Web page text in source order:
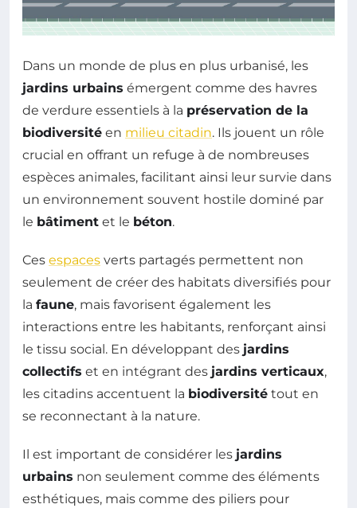
Dans un monde de plus en plus urbanisé, les
jardins urbains émergent comme des havres
de verdure essentiels à la préservation de la
biodiversité en milieu citadin. Ils jouent un rôle
crucial en offrant un refuge à de nombreuses
espèces animales, facilitant ainsi leur survie dans
un environnement souvent hostile dominé par
le bâtiment et le béton.
Ces espaces verts partagés permettent non
seulement de créer des habitats diversifiés pour
la faune, mais favorisent également les
interactions entre les habitants, renforçant ainsi
le tissu social. En développant des jardins
collectifs et en intégrant des jardins verticaux,
les citadins accentuent la biodiversité tout en
se reconnectant à la nature.
Il est important de considérer les jardins
urbains non seulement comme des éléments
esthétiques, mais comme des piliers pour